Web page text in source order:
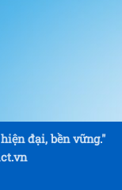
đại, bền vững."